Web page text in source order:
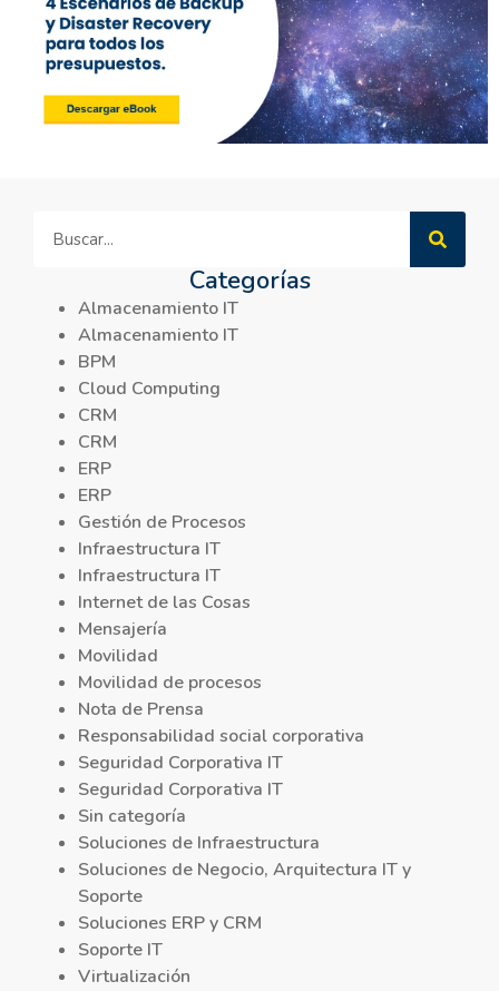
Categorías
Almacenamiento IT
Almacenamiento IT
BPM
Cloud Computing
CRM
CRM
ERP
ERP
Gestión de Procesos
Infraestructura IT
Infraestructura IT
Internet de las Cosas
Mensajería
Movilidad
Movilidad de procesos
Nota de Prensa
Responsabilidad social corporativa
Seguridad Corporativa IT
Seguridad Corporativa IT
Sin categoría
Soluciones de Infraestructura
Soluciones de Negocio, Arquitectura IT y
Soporte
Soluciones ERP y CRM
Soporte IT
Virtualización